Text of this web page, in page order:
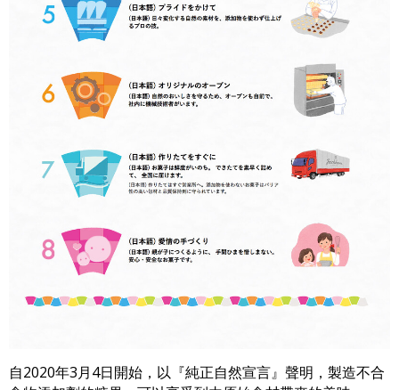
自2020年3月4日開始，以『純正自然宣言』聲明，製造不合